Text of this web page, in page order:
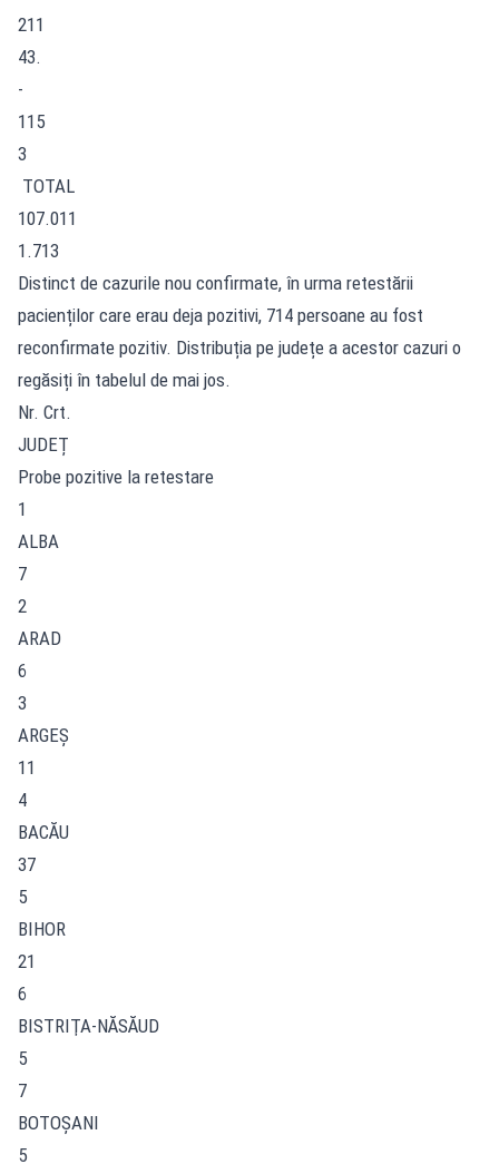
211
43.
-
115
3
TOTAL
107.011
1.713
Distinct de cazurile nou confirmate, în urma retestării
pacienților care erau deja pozitivi, 714 persoane au fost
reconfirmate pozitiv. Distribuția pe județe a acestor cazuri o
regăsiți în tabelul de mai jos.
Nr. Crt.
JUDEȚ
Probe pozitive la retestare
1
ALBA
7
2
ARAD
6
3
ARGEŞ
11
4
BACĂU
37
5
BIHOR
21
6
BISTRIŢA-NĂSĂUD
5
7
BOTOŞANI
5